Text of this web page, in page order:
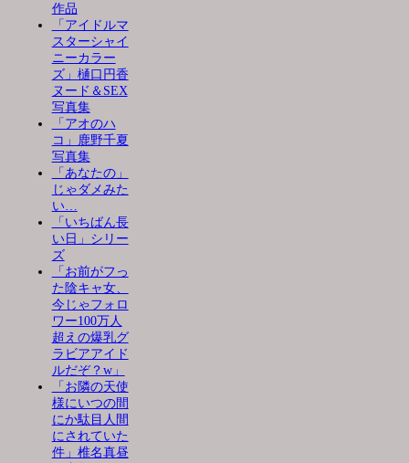
作品
「アイドルマ
スターシャイ
ニーカラー
ズ」樋口円香
ヌード＆SEX
写真集
「アオのハ
コ」鹿野千夏
写真集
「あなたの」
じゃダメみた
い…
「いちばん長
い日」シリー
ズ
「お前がフっ
た陰キャ女、
今じゃフォロ
ワー100万人
超えの爆乳グ
ラビアアイド
ルだぞ？w」
「お隣の天使
様にいつの間
にか駄目人間
にされていた
件」椎名真昼